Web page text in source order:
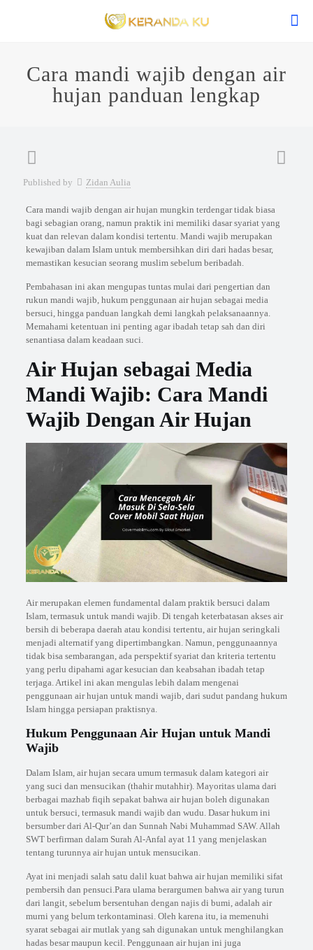
Cara mandi wajib dengan air
hujan panduan lengkap
Published by Zidan Aulia
Cara mandi wajib dengan air hujan mungkin terdengar tidak biasa
bagi sebagian orang, namun praktik ini memiliki dasar syariat yang
kuat dan relevan dalam kondisi tertentu. Mandi wajib merupakan
kewajiban dalam Islam untuk membersihkan diri dari hadas besar,
memastikan kesucian seorang muslim sebelum beribadah.
Pembahasan ini akan mengupas tuntas mulai dari pengertian dan
rukun mandi wajib, hukum penggunaan air hujan sebagai media
bersuci, hingga panduan langkah demi langkah pelaksanaannya.
Memahami ketentuan ini penting agar ibadah tetap sah dan diri
senantiasa dalam keadaan suci.
Air Hujan sebagai Media
Mandi Wajib: Cara Mandi
Wajib Dengan Air Hujan
Air merupakan elemen fundamental dalam praktik bersuci dalam
Islam, termasuk untuk mandi wajib. Di tengah keterbatasan akses air
bersih di beberapa daerah atau kondisi tertentu, air hujan seringkali
menjadi alternatif yang dipertimbangkan. Namun, penggunaannya
tidak bisa sembarangan, ada perspektif syariat dan kriteria tertentu
yang perlu dipahami agar kesucian dan keabsahan ibadah tetap
terjaga. Artikel ini akan mengulas lebih dalam mengenai
penggunaan air hujan untuk mandi wajib, dari sudut pandang hukum
Islam hingga persiapan praktisnya.
Hukum Penggunaan Air Hujan untuk Mandi
Wajib
Dalam Islam, air hujan secara umum termasuk dalam kategori air
yang suci dan mensucikan (thahir mutahhir). Mayoritas ulama dari
berbagai mazhab fiqih sepakat bahwa air hujan boleh digunakan
untuk bersuci, termasuk mandi wajib dan wudu. Dasar hukum ini
bersumber dari Al-Qur’an dan Sunnah Nabi Muhammad SAW. Allah
SWT berfirman dalam Surah Al-Anfal ayat 11 yang menjelaskan
tentang turunnya air hujan untuk mensucikan.
Ayat ini menjadi salah satu dalil kuat bahwa air hujan memiliki sifat
pembersih dan pensuci.Para ulama berargumen bahwa air yang turun
dari langit, sebelum bersentuhan dengan najis di bumi, adalah air
murni yang belum terkontaminasi. Oleh karena itu, ia memenuhi
syarat sebagai air mutlak yang sah digunakan untuk menghilangkan
hadas besar maupun kecil. Penggunaan air hujan ini juga